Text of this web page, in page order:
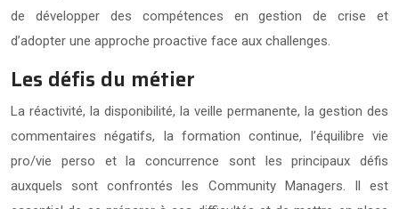
de développer des compétences en gestion de crise et
d’adopter une approche proactive face aux challenges.
Les défis du métier
La réactivité, la disponibilité, la veille permanente, la gestion des
commentaires négatifs, la formation continue, l’équilibre vie
pro/vie perso et la concurrence sont les principaux défis
auxquels sont confrontés les Community Managers. Il est